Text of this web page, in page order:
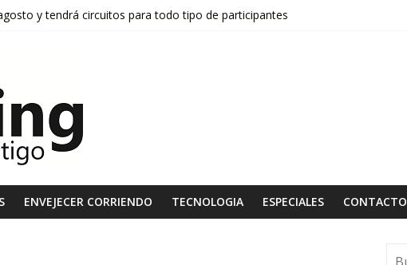
y tendrá circuitos para todo tipo de participantes
de la 4° edición del ASICS Golden Run
el invierno y suma cada vez más adeptos
Trail Running Santa Martina», el próximo domingo 13 de septiembre
ENVEJECER CORRIENDO TECNOLOGIA ESPECIALES CONTACTO